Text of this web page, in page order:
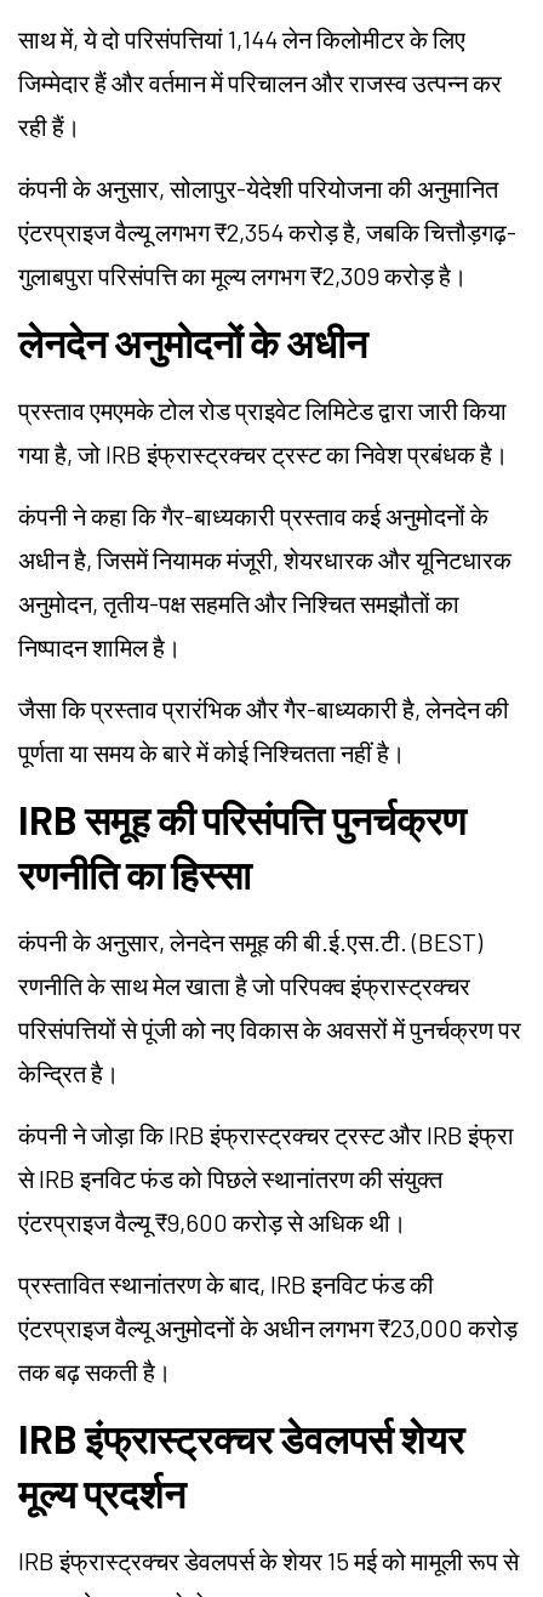
साथ में, ये दो परिसंपत्तियां 1,144 लेन किलोमीटर के लिए
जिम्मेदार हैं और वर्तमान में परिचालन और राजस्व उत्पन्न कर
रही हैं।
कंपनी के अनुसार, सोलापुर-येदेशी परियोजना की अनुमानित
एंटरप्राइज वैल्यू लगभग ₹2,354 करोड़ है, जबकि चित्तौड़गढ़-
गुलाबपुरा परिसंपत्ति का मूल्य लगभग ₹2,309 करोड़ है।
लेनदेन अनुमोदनों के अधीन
प्रस्ताव एमएमके टोल रोड प्राइवेट लिमिटेड द्वारा जारी किया
गया है, जो IRB इंफ्रास्ट्रक्चर ट्रस्ट का निवेश प्रबंधक है।
कंपनी ने कहा कि गैर-बाध्यकारी प्रस्ताव कई अनुमोदनों के
अधीन है, जिसमें नियामक मंजूरी, शेयरधारक और यूनिटधारक
अनुमोदन, तृतीय-पक्ष सहमति और निश्चित समझौतों का
निष्पादन शामिल है।
जैसा कि प्रस्ताव प्रारंभिक और गैर-बाध्यकारी है, लेनदेन की
पूर्णता या समय के बारे में कोई निश्चितता नहीं है।
IRB समूह की परिसंपत्ति पुनर्चक्रण
रणनीति का हिस्सा
कंपनी के अनुसार, लेनदेन समूह की बी.ई.एस.टी. (BEST)
रणनीति के साथ मेल खाता है जो परिपक्व इंफ्रास्ट्रक्चर
परिसंपत्तियों से पूंजी को नए विकास के अवसरों में पुनर्चक्रण पर
केन्द्रित है।
कंपनी ने जोड़ा कि IRB इंफ्रास्ट्रक्चर ट्रस्ट और IRB इंफ्रा
से IRB इनविट फंड को पिछले स्थानांतरण की संयुक्त
एंटरप्राइज वैल्यू ₹9,600 करोड़ से अधिक थी।
प्रस्तावित स्थानांतरण के बाद, IRB इनविट फंड की
एंटरप्राइज वैल्यू अनुमोदनों के अधीन लगभग ₹23,000 करोड़
तक बढ़ सकती है।
IRB इंफ्रास्ट्रक्चर डेवलपर्स शेयर
मूल्य प्रदर्शन
IRB इंफ्रास्ट्रक्चर डेवलपर्स के शेयर 15 मई को मामूली रूप से